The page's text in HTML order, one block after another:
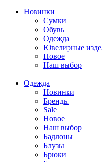
Новинки
Сумки
Обувь
Одежда
Ювелирные
Новое
Наш выбор
Одежда
Новинки
Бренды
Sale
Новое
Наш выбор
Бадлоны
Блузы
Брюки